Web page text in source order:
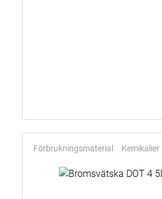
Förbrukningsmaterial Kemikalier